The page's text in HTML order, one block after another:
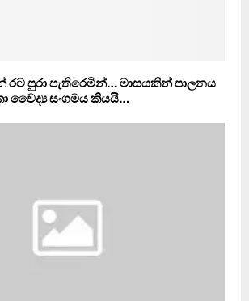
රට පුරා පැතිරෙමින්… මාසයකින් පාලනය
වෛද්‍ය සංගමය කියයි…